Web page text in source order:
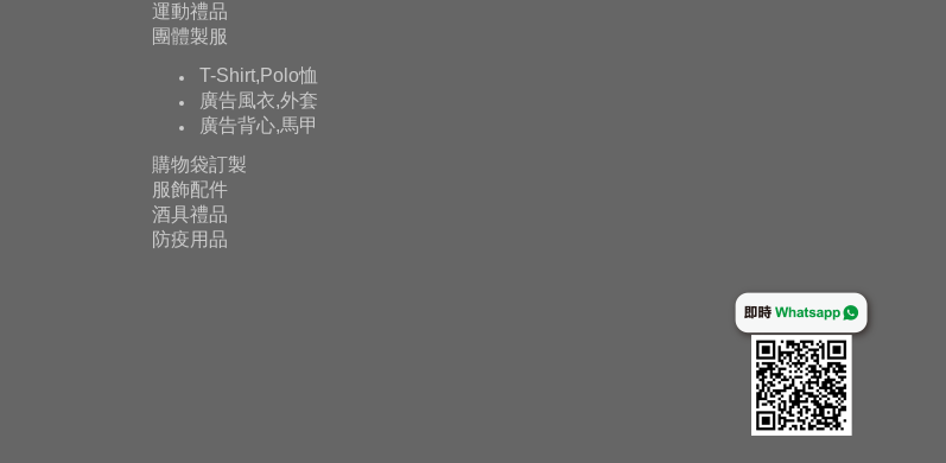
運動禮品
團體製服
T-Shirt,Polo恤
廣告風衣,外套
廣告背心,馬甲
購物袋訂製
服飾配件
酒具禮品
防疫用品